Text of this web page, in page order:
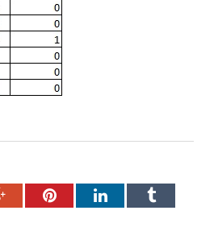
Google+PinterestLinkedInTumblr